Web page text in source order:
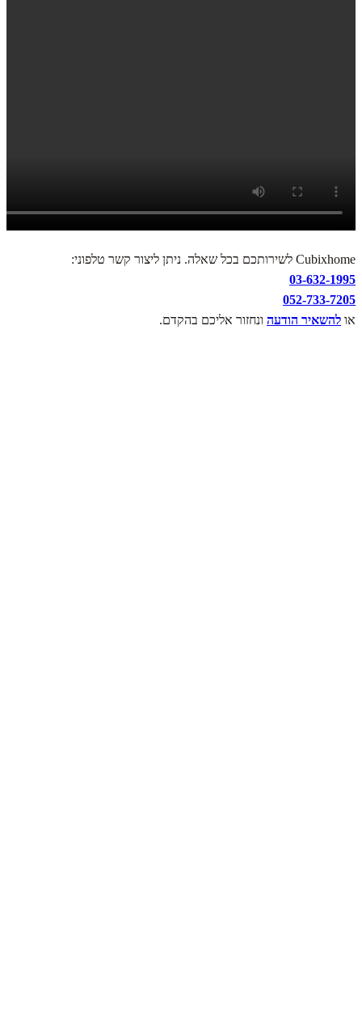
Cubixhome לשירותכם בכל שאלה. ניתן ליצור קשר טלפוני:
03-632-1995
052-733-7205
או להשאיר הודעה ונחזור אליכם בהקדם.